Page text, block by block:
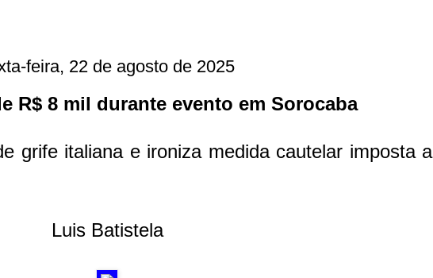
feira, 22 de agosto de 2025
R$ 8 mil durante evento em Sorocaba
grife italiana e ironiza medida cautelar imposta a
Luis Batistela